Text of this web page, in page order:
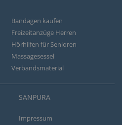
Bandagen kaufen
Freizeitanzüge Herren
Hörhilfen für Senioren
Massagesessel
Verbandsmaterial
SANPURA
Impressum